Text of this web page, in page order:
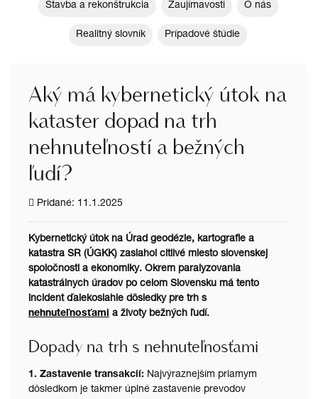
Stavba a rekonštrukcia Zaujímavosti O nás
Realitný slovník Prípadové štúdie
Aký má kybernetický útok na
kataster dopad na trh
nehnuteľností a bežných
ľudí?
Pridané: 11.1.2025
Kybernetický útok na Úrad geodézie, kartografie a
katastra SR (ÚGKK) zasiahol citlivé miesto slovenskej
spoločnosti a ekonomiky. Okrem paralyzovania
katastrálnych úradov po celom Slovensku má tento
incident ďalekosiahle dôsledky pre trh s
nehnuteľnosťami a životy bežných ľudí.
Dopady na trh s nehnuteľnosťami
1. Zastavenie transakcií: Najvýraznejším priamym
dôsledkom je takmer úplné zastavenie prevodov